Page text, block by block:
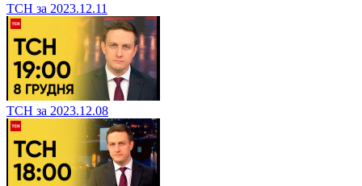
ТСН за 2023.12.11
ТСН за 2023.12.08